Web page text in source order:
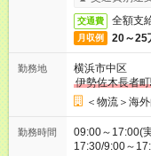
交通費 全額支
月収例 20～25
勤務地
横浜市中区
伊勢佐木長者
＜物流＞海
勤務時間
09:00～17:00(
17:30/9:00～